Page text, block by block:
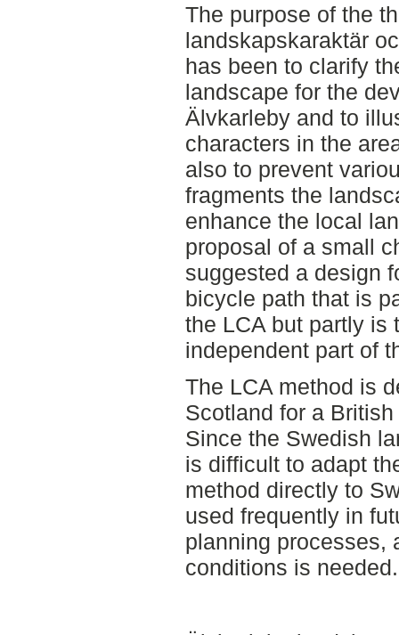
The purpose of the
landskapskaraktär
has been to clarify
landscape for the
Älvkarleby and to
characters in the
also to prevent
fragments the
enhance the local
proposal of a small
suggested a design
bicycle path that is
the LCA but partly is
independent part of
The LCA method is
Scotland for a
Since the Swedish
is difficult to adapt
method directly to
used frequently in
planning processes,
conditions is needed.